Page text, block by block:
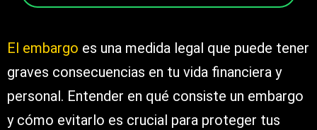
El embargo es una medida legal que puede tener
graves consecuencias en tu vida financiera y
personal. Entender en qué consiste un embargo
y cómo evitarlo es crucial para proteger tus